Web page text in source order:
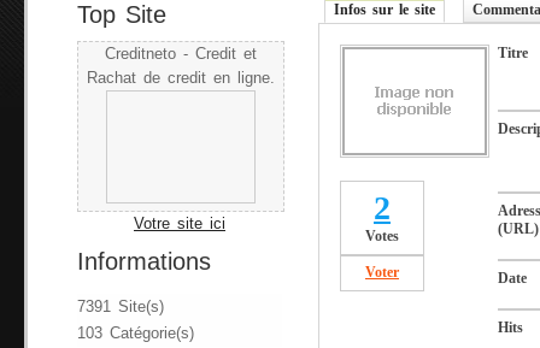
Top Site
Creditneto - Credit et
Rachat de credit en ligne.
Votre site ici
Informations
7391 Site(s)
103 Catégorie(s)
Infos sur le site
2
Votes
Voter
Titre
Date
Hits